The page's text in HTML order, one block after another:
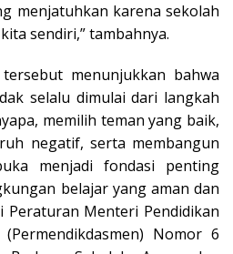
menjatuhkan karena sekolah
sendiri,” tambahnya.
menunjukkan bahwa
selalu dimulai dari langkah
memilih teman yang baik,
negatif, serta membangun
menjadi fondasi penting
belajar yang aman dan
Peraturan Menteri Pendidikan
Nomor 6